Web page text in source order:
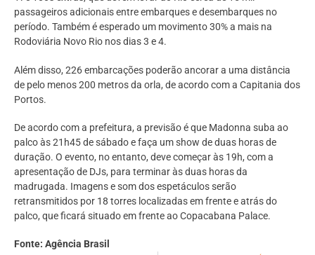
passageiros adicionais entre embarques e desembarques no
período. Também é esperado um movimento 30% a mais na
Rodoviária Novo Rio nos dias 3 e 4.
Além disso, 226 embarcações poderão ancorar a uma distância
de pelo menos 200 metros da orla, de acordo com a Capitania dos
Portos.
De acordo com a prefeitura, a previsão é que Madonna suba ao
palco às 21h45 de sábado e faça um show de duas horas de
duração. O evento, no entanto, deve começar às 19h, com a
apresentação de DJs, para terminar às duas horas da
madrugada. Imagens e som dos espetáculos serão
retransmitidos por 18 torres localizadas em frente e atrás do
palco, que ficará situado em frente ao Copacabana Palace.
Fonte: Agência Brasil